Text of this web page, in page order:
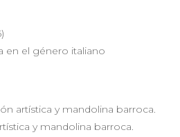
en el género italiano
artística y mandolina barroca.
y mandolina barroca.